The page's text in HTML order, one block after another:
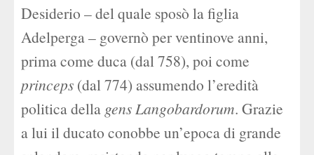
Desiderio – del quale sposò la figlia
Adelperga – governò per ventinove anni,
prima come duca (dal 758), poi come
princeps (dal 774) assumendo l’eredità
politica della gens Langobardorum. Grazie
a lui il ducato conobbe un’epoca di grande